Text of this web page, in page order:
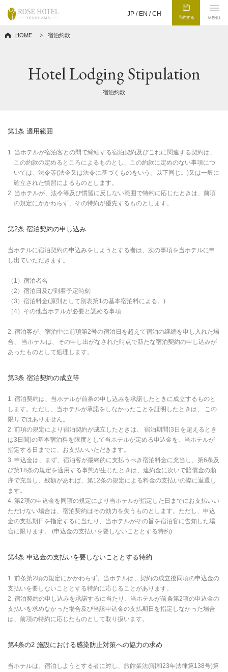
JP / EN /CH
予約する MENU
HOME 宿泊約款
Hotel Lodging Stipulation
宿泊約款
第1条 適用範囲
1. 当ホテルが宿泊客との間で締結する宿泊契約及びこれに関連する契約は、
この約款の定めるところによるものとし、この約款に定めのない事項につ
いては、法令等(法令又は法令に基づくものをいう。以下同じ。)又は一般に
確立された慣習によるものとします。
2. 当ホテルが、法令等及び慣習に反しない範囲で特約に応じたときは、前項
の規定にかかわらず、その特約が優先するものとします。
第2条 宿泊契約の申し込み
当ホテルに宿泊契約の申込みをしようとする者は、次の事項を当ホテルに申
し出ていただきます。
（1）宿泊者名
（2）宿泊日及び到着予定時刻
（3）宿泊料金(原則として別表第1の基本宿泊料による。)
（4）その他当ホテルが必要と認める事項
2. 宿泊客が、宿泊中に前項第2号の宿泊日を超えて宿泊の継続を申し入れた場
合、 当ホテルは、その申し出がなされた時点で新たな宿泊契約の申し込みが
あったものとして処理します。
第3条 宿泊契約の成立等
1. 宿泊契約は、当ホテルが前条の申し込みを承諾したときに成立するものと
します。ただし、当ホテルが承諾をしなかったことを証明したときは、 この
限りではありません。
2. 前項の規定により宿泊契約が成立したときは、 宿泊期間(3日を超えるとき
は3日間)の基本宿泊料を限度として当ホテルが定める申込金を、当ホテルが
指定する日までに、お支払いいただきます。
3. 申込金は、まず、宿泊客が最終的に支払うべき宿泊料金に充当し、第6条及
び第18条の規定を適用する事態が生じたときは、違約金に次いで賠償金の順
序で充当し、残額があれば、第12条の規定による料金の支払いの際に返還し
ます。
4. 第2項の申込金を同項の規定により当ホテルが指定した日までにお支払いい
ただけない場合は、宿泊契約はその効力を失うものとします。ただし、申込
金の支払期日を指定するに当たり、当ホテルがその旨を宿泊客に告知した場
合に限ります。 (申込金の支払いを要しないこととする特約)
第4条 申込金の支払いを要しないこととする特約
1. 前条第2項の規定にかかわらず、当ホテルは、契約の成立後同項の申込金の
支払いを要しないこととする特約に応じることがあります。
2. 宿泊契約の申し込みを承諾するに当たり、当ホテルが前条第2項の申込金の
支払いを求めなかった場合及び当該申込金の支払期日を指定しなかった場合
は、前項の特約に応じたものとして取り扱います。
第4条の2 施設における感染防止対策への協力の求め
当ホテルは、宿泊しようとする者に対し、旅館業法(昭和23年法律第138号)第